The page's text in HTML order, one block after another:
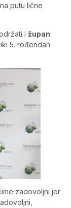
putu lične
i župan
5. rođendan
zadovoljni jer